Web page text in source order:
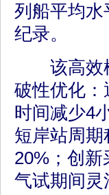
列船平均
纪录。
该高效模
破性优化
时间减少4
短岸站周
20%；创
气试期间